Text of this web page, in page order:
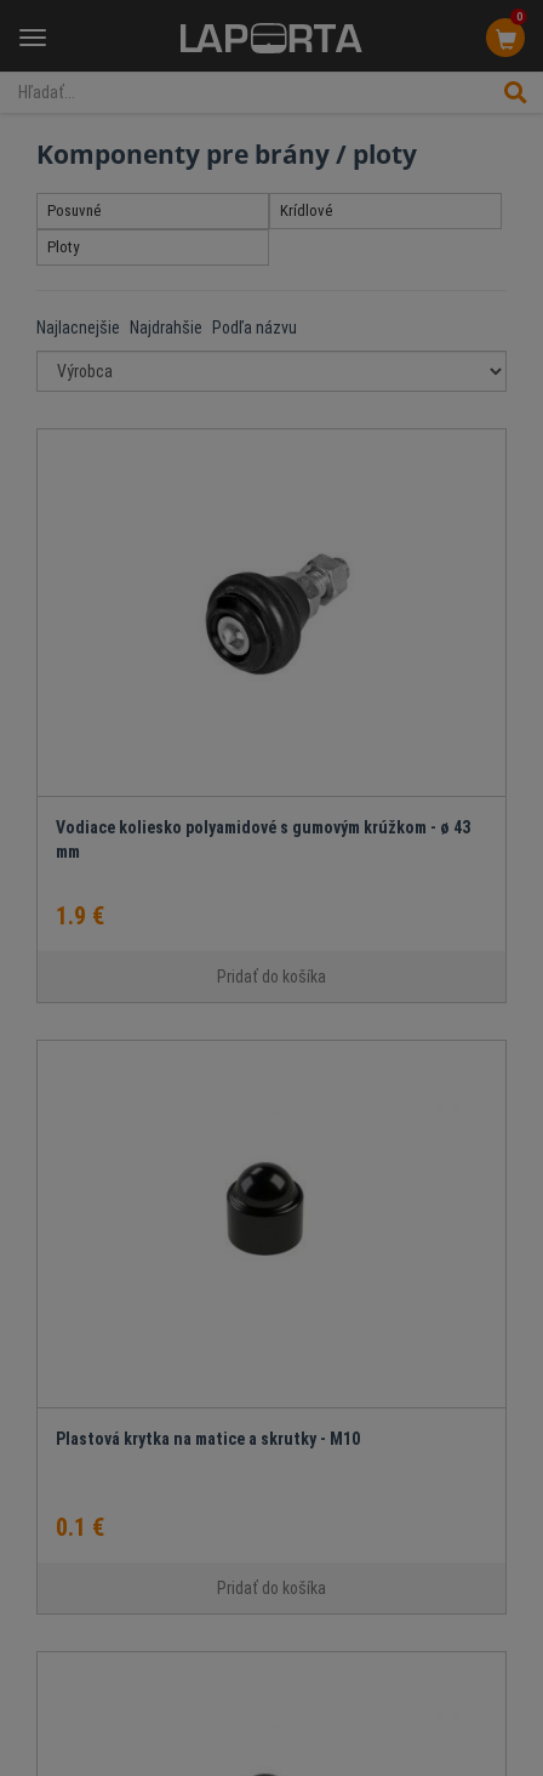
Menu
0
Komponenty pre brány / ploty
Posuvné
Krídlové
Ploty
Najlacnejšie Najdrahšie Podľa názvu
Vodiace koliesko polyamidové s gumovým krúžkom - ø 43
mm
1.9 €
Pridať do košíka
Plastová krytka na matice a skrutky - M10
0.1 €
Pridať do košíka